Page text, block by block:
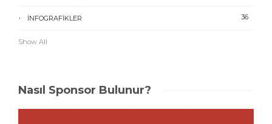
İNFOGRAFIKLER 36
Show All
Nasıl Sponsor Bulunur?